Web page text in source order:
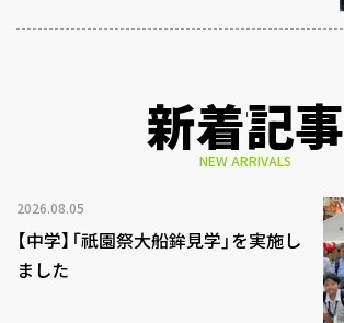
新着記事
NEW ARRIVALS
2026.08.05
【中学】「祇園祭大船鉾見学」を実施し
ました